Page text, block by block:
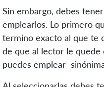
Sin embargo, debes
emplearlos. Lo primero
termino exacto al que te
de que al lector le
puedes emplear